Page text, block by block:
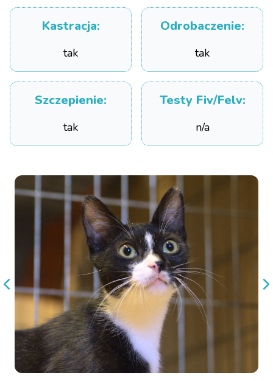
Kastracja:
tak
Odrobaczenie:
tak
Szczepienie:
tak
Testy Fiv/Felv:
n/a